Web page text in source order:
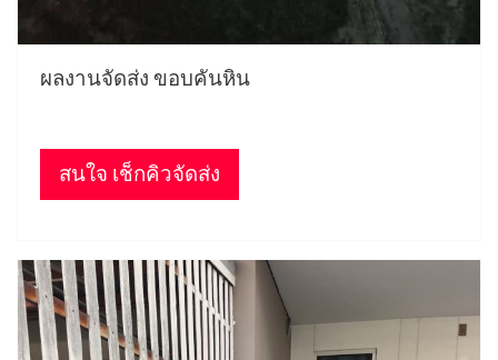
ผลงานจัดส่ง ขอบคันหิน
สนใจ เช็กคิวจัดส่ง